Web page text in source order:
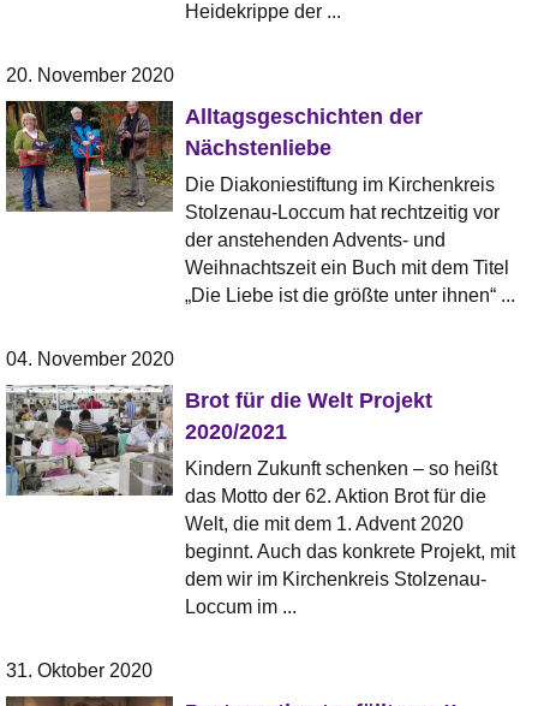
Heidekrippe der ...
20. November 2020
Alltagsgeschichten der
Nächstenliebe
Die Diakoniestiftung im Kirchenkreis
Stolzenau-Loccum hat rechtzeitig vor
der anstehenden Advents- und
Weihnachtszeit ein Buch mit dem Titel
„Die Liebe ist die größte unter ihnen“ ...
04. November 2020
Brot für die Welt Projekt
2020/2021
Kindern Zukunft schenken – so heißt
das Motto der 62. Aktion Brot für die
Welt, die mit dem 1. Advent 2020
beginnt. Auch das konkrete Projekt, mit
dem wir im Kirchenkreis Stolzenau-
Loccum im ...
31. Oktober 2020